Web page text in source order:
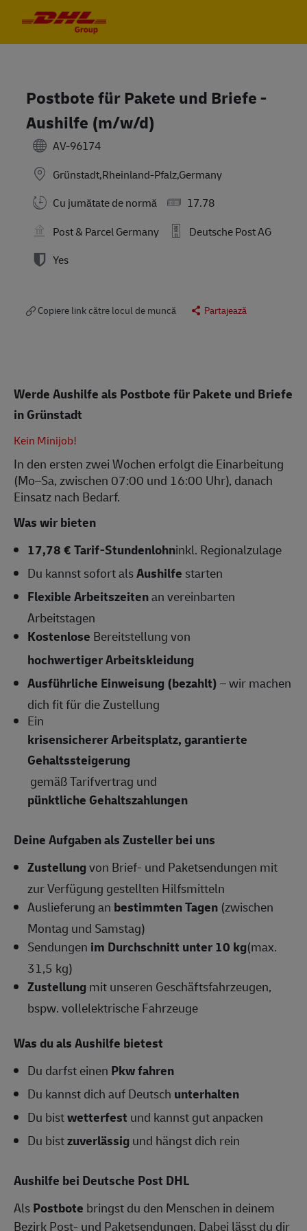
Postbote für Pakete und Briefe -
Aushilfe (m/w/d)
AV-96174
Grünstadt,Rheinland-Pfalz,Germany
Cu jumătate de normă
17.78
Post & Parcel Germany
Deutsche Post AG
Yes
Copiere link către locul de muncă Partajează
Werde Aushilfe als Postbote für Pakete und Briefe
in Grünstadt
Kein Minijob!
In den ersten zwei Wochen erfolgt die Einarbeitung
(Mo–Sa, zwischen 07:00 und 16:00 Uhr), danach
Einsatz nach Bedarf.
Was wir bieten
17,78 € Tarif-Stundenlohninkl. Regionalzulage
Du kannst sofort alsAushilfe starten
Flexible Arbeitszeitenan vereinbarten
Arbeitstagen
Kostenlose Bereitstellung von
hochwertiger Arbeitskleidung
Ausführliche Einweisung (bezahlt)– wir machen
dich fit für die Zustellung
Ein
krisensicherer Arbeitsplatz, garantierte
Gehaltssteigerung
gemäß Tarifvertrag und
pünktliche Gehaltszahlungen
Deine Aufgaben als Zusteller bei uns
Zustellungvon Brief- und Paketsendungen mit
zur Verfügung gestellten Hilfsmitteln
Auslieferung an bestimmten Tagen (zwischen
Montag und Samstag)
Sendungen im Durchschnitt unter 10 kg(max.
31,5 kg)
Zustellungmit unseren Geschäftsfahrzeugen,
bspw. vollelektrische Fahrzeuge
Was du als Aushilfe bietest
Du darfst einen Pkw fahren
Du kannst dich auf Deutsch unterhalten
Du bistwetterfest und kannst gut anpacken
Du bistzuverlässigund hängst dich rein
Aushilfe bei Deutsche Post DHL
AlsPostbote bringst du den Menschen in deinem
Bezirk Post- und Paketsendungen. Dabei lässt du dir